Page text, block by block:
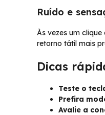
Ruído e
Às vezes um
retorno tátil mais
Dicas
Teste o
Prefira
Avalie a